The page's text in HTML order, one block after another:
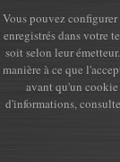
Vous pouvez
enregistrés dans votre
soit selon leur
manière à ce que
avant qu'un
d'informations,